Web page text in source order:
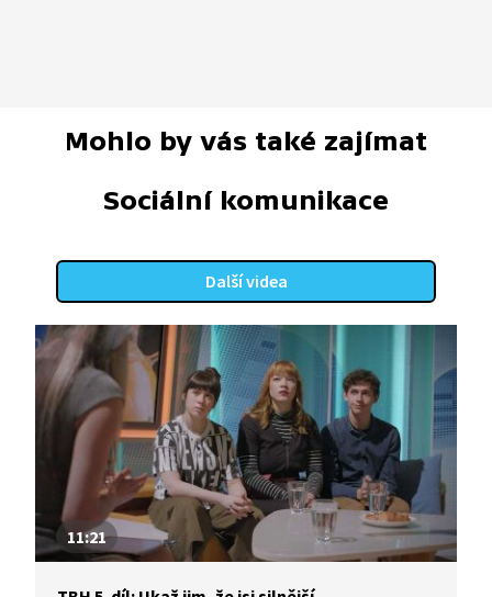
Mohlo by vás také zajímat
Sociální komunikace
Další videa
11:21